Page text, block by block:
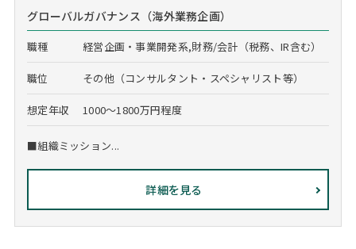
グローバルガバナンス（海外業務企画）
職種 経営企画・事業開発系,財務/会計（税務、IR含む）
職位 その他（コンサルタント・スペシャリスト等）
想定年収 1000～1800万円程度
■組織ミッション...
詳細を見る